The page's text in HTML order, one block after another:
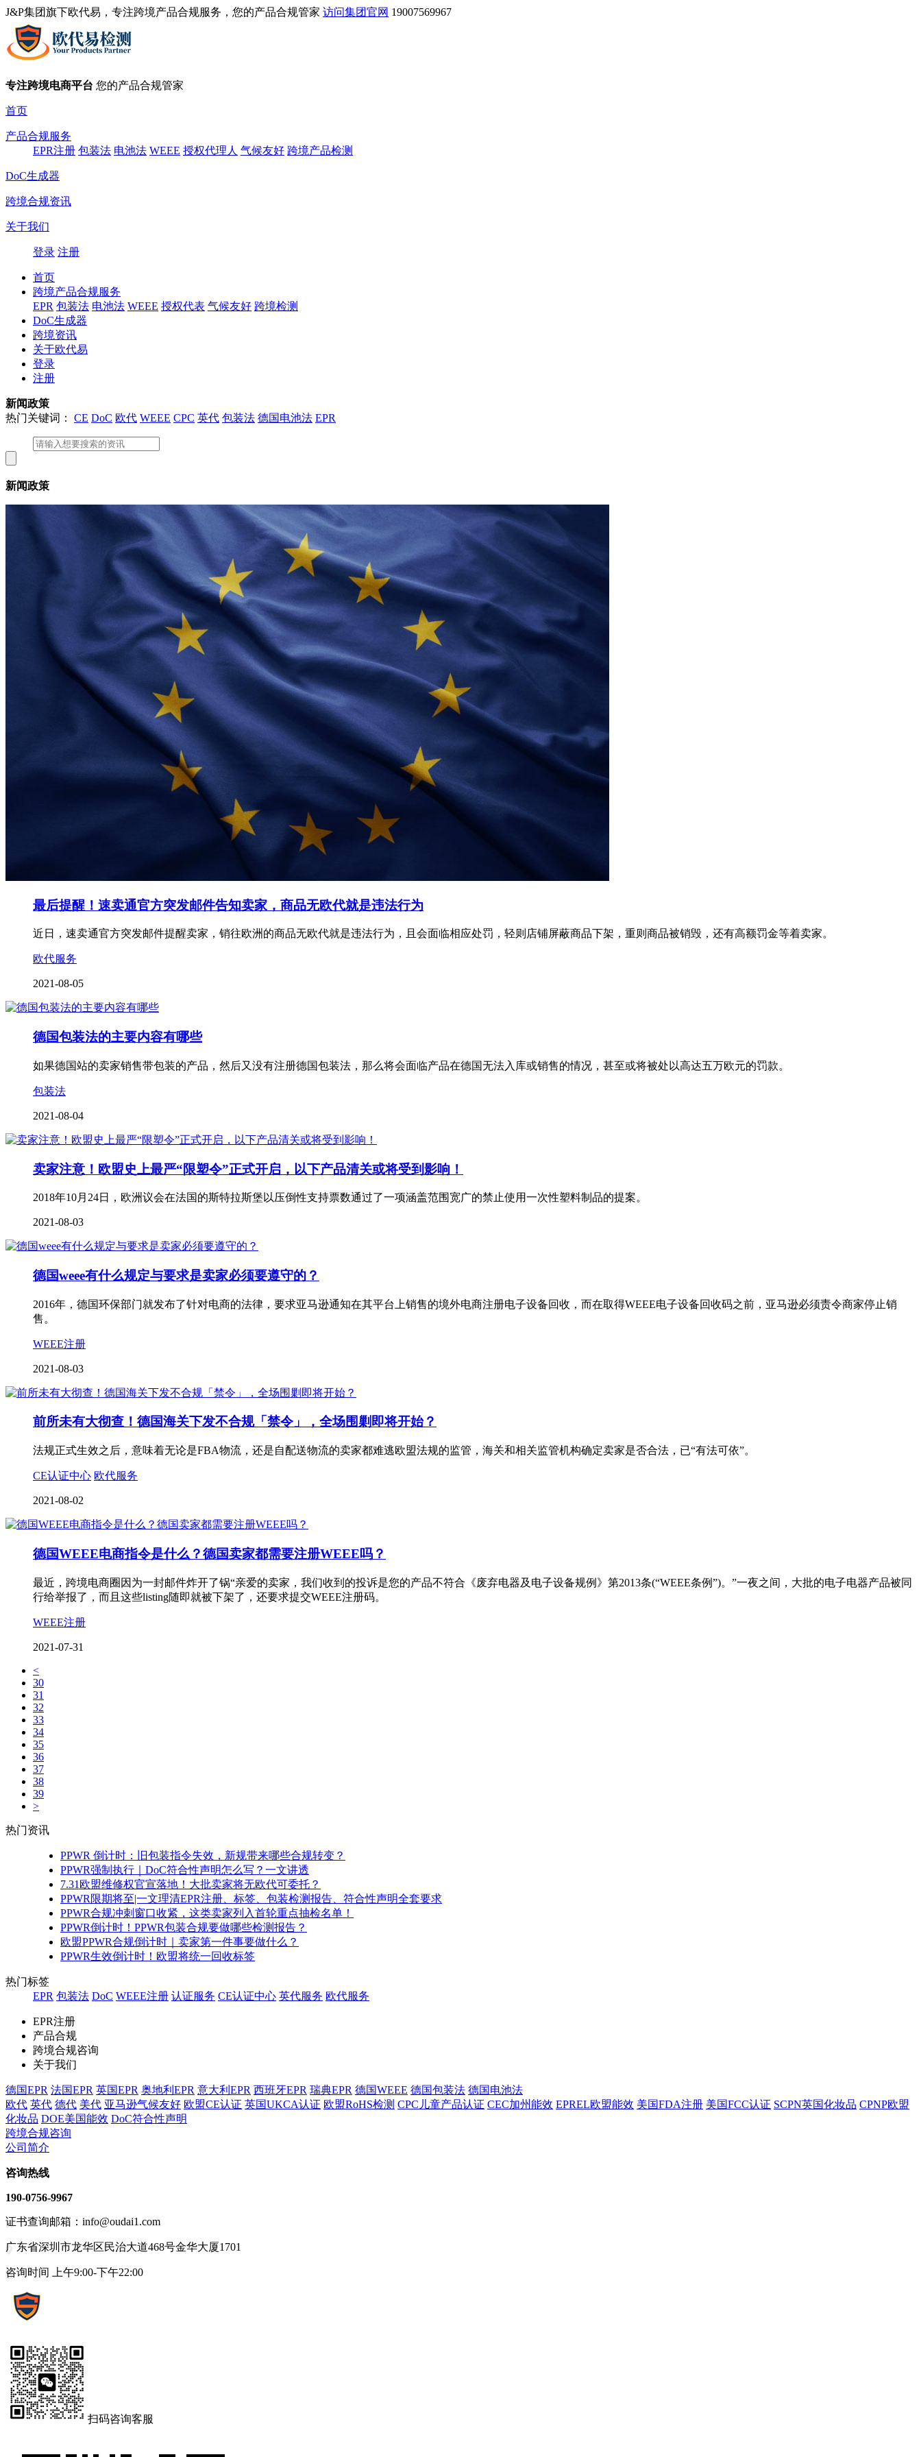
J&P集团旗下欧代易，专注跨境产品合规服务，您的产品合规管家 访问集团官网 19007569967
专注跨境电商平台 您的产品合规管家
首页
产品合规服务
EPR注册 包装法 电池法 WEEE 授权代理人 气候友好 跨境产品检测
DoC生成器
跨境合规资讯
关于我们
登录 注册
首页
跨境产品合规服务
EPR 包装法 电池法 WEEE 授权代表 气候友好 跨境检测
DoC生成器
跨境资讯
关于欧代易
登录
注册
新闻政策
热门关键词： CE DoC 欧代 WEEE CPC 英代 包装法 德国电池法 EPR
新闻政策
最后提醒！速卖通官方突发邮件告知卖家，商品无欧代就是违法行为
近日，速卖通官方突发邮件提醒卖家，销往欧洲的商品无欧代就是违法行为，且会面临相应处罚，轻则店铺屏蔽商品下架，重则商品被销毁，还有高额罚金等着卖家。
欧代服务
2021-08-05
德国包装法的主要内容有哪些
如果德国站的卖家销售带包装的产品，然后又没有注册德国包装法，那么将会面临产品在德国无法入库或销售的情况，甚至或将被处以高达五万欧元的罚款。
包装法
2021-08-04
卖家注意！欧盟史上最严“限塑令”正式开启，以下产品清关或将受到影响！
2018年10月24日，欧洲议会在法国的斯特拉斯堡以压倒性支持票数通过了一项涵盖范围宽广的禁止使用一次性塑料制品的提案。
2021-08-03
德国weee有什么规定与要求是卖家必须要遵守的？
2016年，德国环保部门就发布了针对电商的法律，要求亚马逊通知在其平台上销售的境外电商注册电子设备回收，而在取得WEEE电子设备回收码之前，亚马逊必须责令商家停止销
售。
WEEE注册
2021-08-03
前所未有大彻查！德国海关下发不合规「禁令」，全场围剿即将开始？
法规正式生效之后，意味着无论是FBA物流，还是自配送物流的卖家都难逃欧盟法规的监管，海关和相关监管机构确定卖家是否合法，已“有法可依”。
CE认证中心 欧代服务
2021-08-02
德国WEEE电商指令是什么？德国卖家都需要注册WEEE吗？
最近，跨境电商圈因为一封邮件炸开了锅“亲爱的卖家，我们收到的投诉是您的产品不符合《废弃电器及电子设备规例》第2013条(“WEEE条例”)。”一夜之间，大批的电子电器产品被同
行给举报了，而且这些listing随即就被下架了，还要求提交WEEE注册码。
WEEE注册
2021-07-31
<
30
31
32
33
34
35
36
37
38
39
>
热门资讯
PPWR 倒计时：旧包装指令失效，新规带来哪些合规转变？
PPWR强制执行｜DoC符合性声明怎么写？一文讲透
7.31欧盟维修权官宣落地！大批卖家将无欧代可委托？
PPWR限期将至|一文理清EPR注册、标签、包装检测报告、符合性声明全套要求
PPWR合规冲刺窗口收紧，这类卖家列入首轮重点抽检名单！
PPWR倒计时！PPWR包装合规要做哪些检测报告？
欧盟PPWR合规倒计时｜卖家第一件事要做什么？
PPWR生效倒计时！欧盟将统一回收标签
热门标签
EPR 包装法 DoC WEEE注册 认证服务 CE认证中心 英代服务 欧代服务
EPR注册
产品合规
跨境合规咨询
关于我们
德国EPR 法国EPR 英国EPR 奥地利EPR 意大利EPR 西班牙EPR 瑞典EPR 德国WEEE 德国包装法 德国电池法
欧代 英代 德代 美代 亚马逊气候友好 欧盟CE认证 英国UKCA认证 欧盟RoHS检测 CPC儿童产品认证 CEC加州能效 EPREL欧盟能效 美国FDA注册 美国FCC认证 SCPN英国化妆品 CPNP欧盟
化妆品 DOE美国能效 DoC符合性声明
跨境合规咨询
公司简介
咨询热线
190-0756-9967
证书查询邮箱：info@oudai1.com
广东省深圳市龙华区民治大道468号金华大厦1701
咨询时间 上午9:00-下午22:00
扫码咨询客服